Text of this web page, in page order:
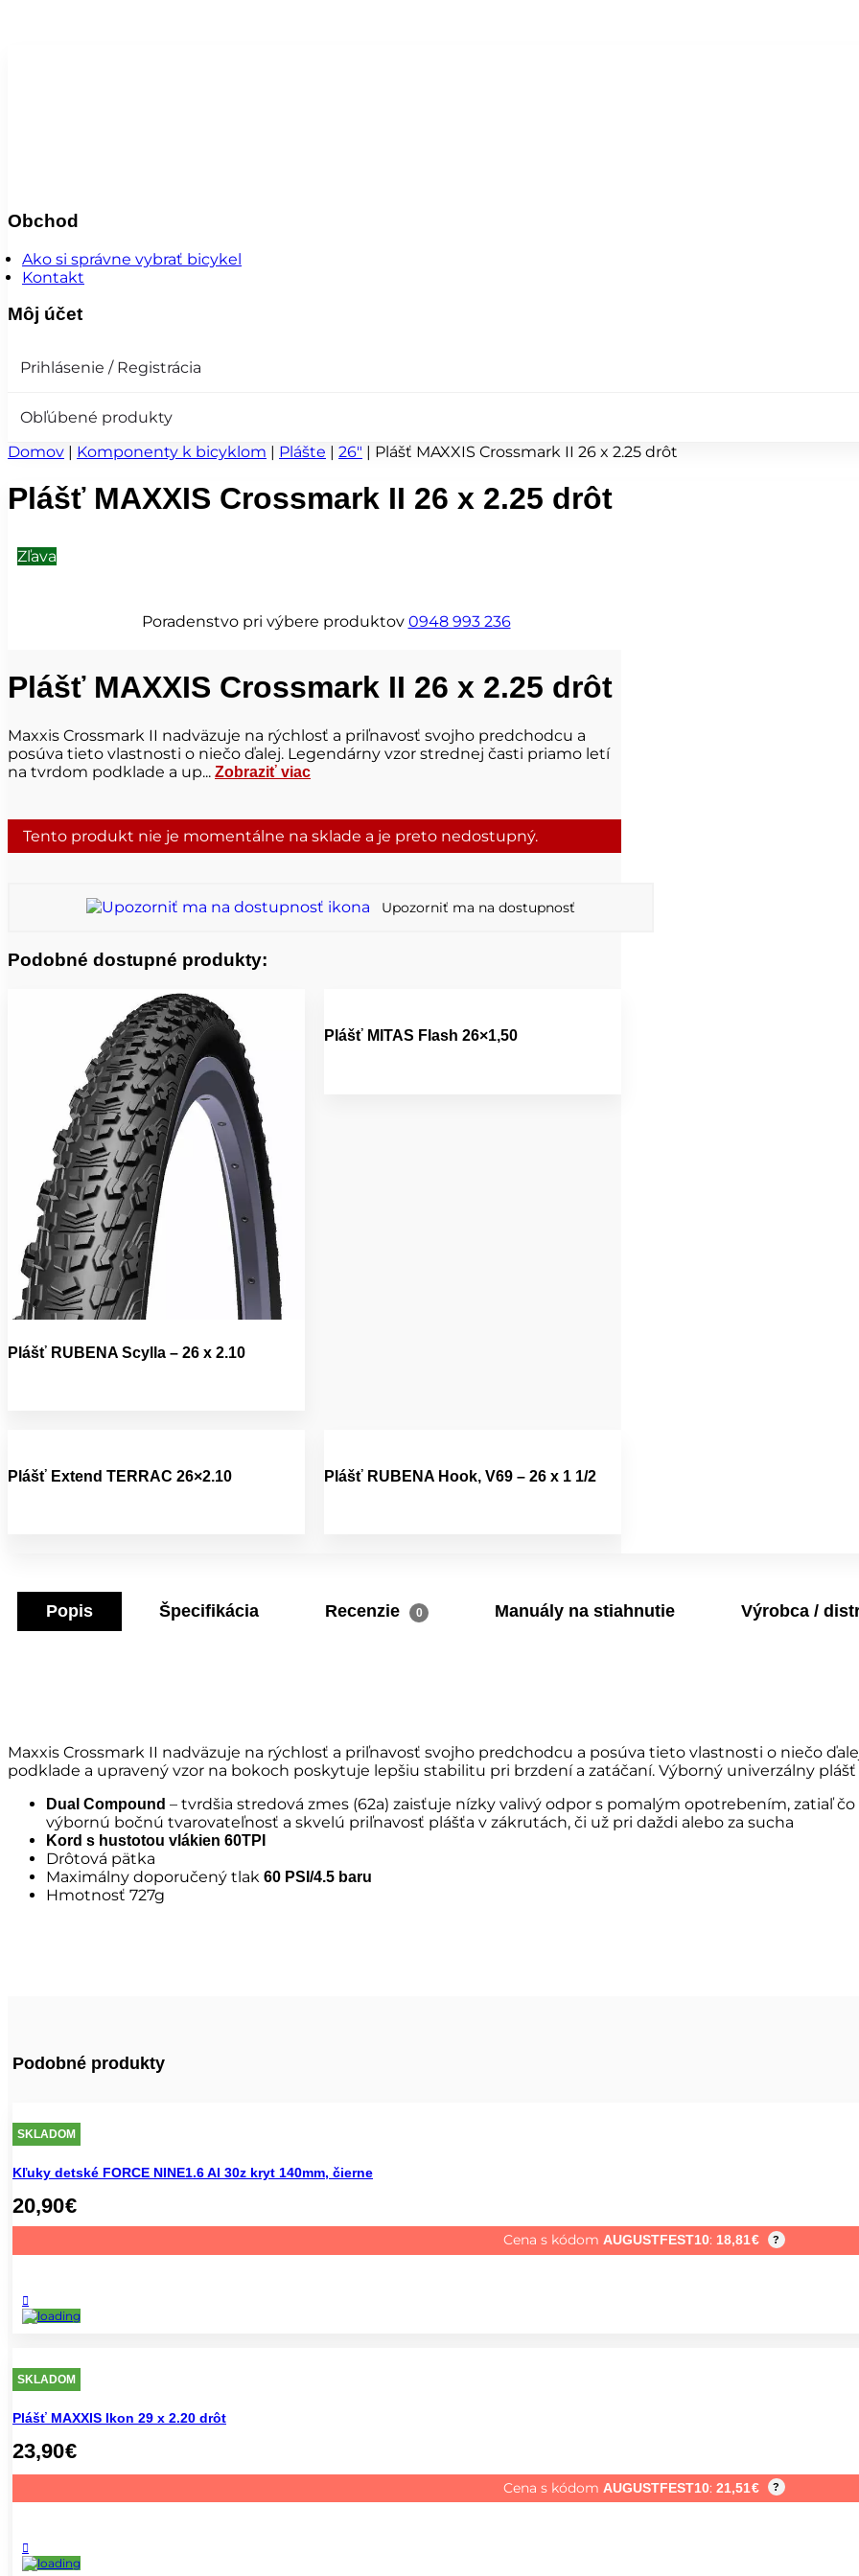
Obchod
Ako si správne vybrať bicykel
Kontakt
Môj účet
Prihlásenie / Registrácia
Obľúbené produkty
Domov | Komponenty k bicyklom | Plášte | 26" | Plášť MAXXIS Crossmark II 26 x 2.25 drôt
Plášť MAXXIS Crossmark II 26 x 2.25 drôt
Zľava
Poradenstvo pri výbere produktov 0948 993 236
Plášť MAXXIS Crossmark II 26 x 2.25 drôt
Maxxis Crossmark II nadväzuje na rýchlosť a priľnavosť svojho predchodcu a
posúva tieto vlastnosti o niečo ďalej. Legendárny vzor strednej časti priamo letí
na tvrdom podklade a up... Zobraziť viac
Tento produkt nie je momentálne na sklade a je preto nedostupný.
Upozorniť ma na dostupnosť
Podobné dostupné produkty:
Plášť RUBENA Scylla – 26 x 2.10
Plášť MITAS Flash 26×1,50
Plášť Extend TERRAC 26×2.10 Plášť RUBENA Hook, V69 – 26 x 1 1/2
Popis Špecifikácia Recenzie 0 Manuály na stiahnutie Výrobca /
Maxxis Crossmark II nadväzuje na rýchlosť a priľnavosť svojho predchodcu a posúva tieto vlastnosti o niečo
podklade a upravený vzor na bokoch poskytuje lepšiu stabilitu pri brzdení a zatáčaní. Výborný univerzálny
Dual Compound – tvrdšia stredová zmes (62a) zaisťuje nízky valivý odpor s pomalým opotrebením, zatiaľ
výbornú bočnú tvarovateľnosť a skvelú priľnavosť plášťa v zákrutách, či už pri daždi alebo za sucha
Kord s hustotou vlákien 60TPI
Drôtová pätka
Maximálny doporučený tlak 60 PSI/4.5 baru
Hmotnosť 727g
Podobné produkty
SKLADOM
Kľuky detské FORCE NINE1.6 Al 30z kryt 140mm, čierne
20,90€
Cena s kódomAUGUSTFEST10: 18,81€ ?
SKLADOM
Plášť MAXXIS Ikon 29 x 2.20 drôt
23,90€
Cena s kódomAUGUSTFEST10:21,51€ ?